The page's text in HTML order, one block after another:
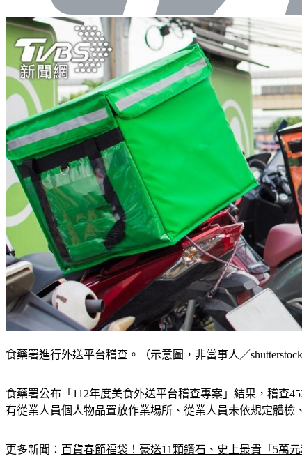
食藥署進行外送平台稽查。（示意圖，非當事人／
食藥署公布「112年度美食外送平台稽查專案」結果，稽查
有從業人員個人物品置放作業場所、從業人員未依規定體
更多新聞： 百貨春節福袋！豪送11顆鑽石、史上最貴「5萬元